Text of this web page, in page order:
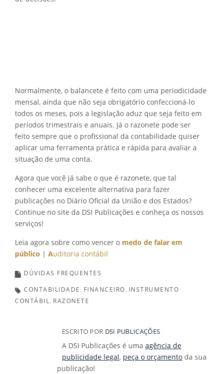
Normalmente, o balancete é feito com uma periodicidade
mensal, ainda que não seja obrigatório confeccioná-lo
todos os meses, pois a legislação aduz que seja feito em
períodos trimestrais e anuais. Já o razonete pode ser
feito sempre que o profissional da contabilidade quiser
aplicar uma ferramenta prática e rápida para avaliar a
situação de uma conta.
Agora que você já sabe o que é razonete, que tal
conhecer uma excelente alternativa para fazer
publicações no Diário Oficial da União e dos Estados?
Continue no site da DSI Publicações e conheça os nossos
serviços!
Leia agora sobre como vencer o medo de falar em
público | Auditoria contábil
DÚVIDAS FREQUENTES
CONTABILIDADE
FINANCEIRO INSTRUMENTO
CONTÁBIL RAZONETE
ESCRITO POR DSI PUBLICAÇÕES
A DSI Publicações é uma agência de
publicidade legal, peça o orçamento da sua
publicação!